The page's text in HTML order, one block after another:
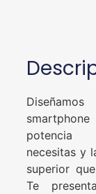
necesitas y
superior
Te